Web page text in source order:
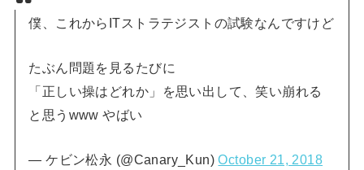
僕、これからITストラテジストの試験なんですけど
たぶん問題を見るたびに
「正しい操はどれか」を思い出して、笑い崩れる
と思うwww やばい
— ケビン松永 (@Canary_Kun)October 21, 2018